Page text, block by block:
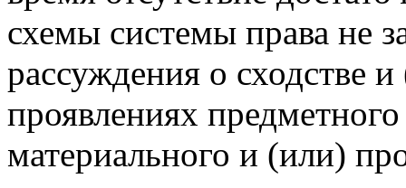
схемы системы права не
рассуждения о сходстве
проявлениях
материального и (или)